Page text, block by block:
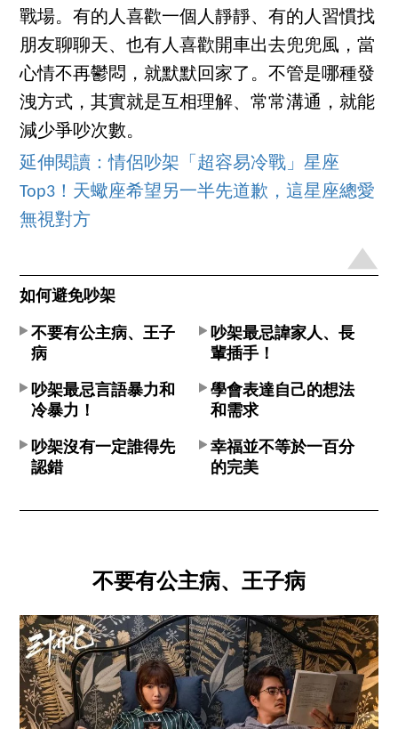
戰場。有的人喜歡一個人靜靜、有的人習慣找
朋友聊聊天、也有人喜歡開車出去兜兜風，當
心情不再鬱悶，就默默回家了。不管是哪種發
洩方式，其實就是互相理解、常常溝通，就能
減少爭吵次數。
延伸閱讀：情侶吵架「超容易冷戰」星座
Top3！天蠍座希望另一半先道歉，這星座總愛
無視對方
如何避免吵架
不要有公主病、王子
病
吵架最忌諱家人、長
輩插手！
吵架最忌言語暴力和
冷暴力！
學會表達自己的想法
和需求
吵架沒有一定誰得先
認錯
幸福並不等於一百分
的完美
不要有公主病、王子病